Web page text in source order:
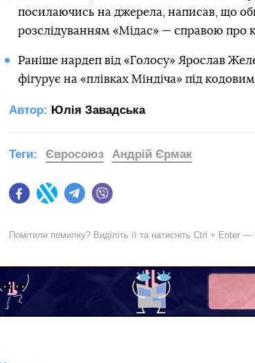
посилаючись на джерела, написав, що
розслідуванням «Мідас» — справою про
Раніше нардеп від «Голосу» Ярослав
фігурує на «плівках Міндіча» під
Автор: Юлія Завадська
FacebookTwitter Telegram
Теги: Євросоюз Андрій Єрмак
Помітили помилку? Виділіть її та натисніть Ctrl + Enter —